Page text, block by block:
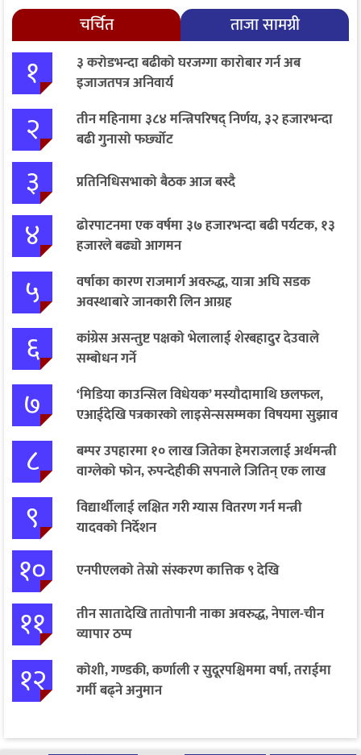
चर्चित ताजा सामग्री
१
३ करोडभन्दा बढीको घरजग्गा कारोबार गर्न अब
इजाजतपत्र अनिवार्य
२
तीन महिनामा ३८४ मन्त्रिपरिषद् निर्णय, ३२ हजारभन्दा
बढी गुनासो फर्छ्योट
३ प्रतिनिधिसभाको बैठक आज बस्दै
४
ढोरपाटनमा एक वर्षमा ३७ हजारभन्दा बढी पर्यटक, १३
हजारले बढ्यो आगमन
५
वर्षाका कारण राजमार्ग अवरुद्ध, यात्रा अघि सडक
अवस्थाबारे जानकारी लिन आग्रह
६
कांग्रेस असन्तुष्ट पक्षको भेलालाई शेरबहादुर देउवाले
सम्बोधन गर्ने
७
‘मिडिया काउन्सिल विधेयक’ मस्यौदामाथि छलफल,
एआईदेखि पत्रकारको लाइसेन्ससम्मका विषयमा सुझाव
८
बम्पर उपहारमा १० लाख जितेका हेमराजलाई अर्थमन्त्री
वाग्लेको फोन, रुपन्देहीकी सपनाले जितिन् एक लाख
९
विद्यार्थीलाई लक्षित गरी ग्यास वितरण गर्न मन्त्री
यादवको निर्देशन
१० एनपीएलको तेस्रो संस्करण कात्तिक ९ देखि
११
तीन सातादेखि तातोपानी नाका अवरुद्ध, नेपाल-चीन
व्यापार ठप्प
१२
कोशी, गण्डकी, कर्णाली र सुदूरपश्चिममा वर्षा, तराईमा
गर्मी बढ्ने अनुमान